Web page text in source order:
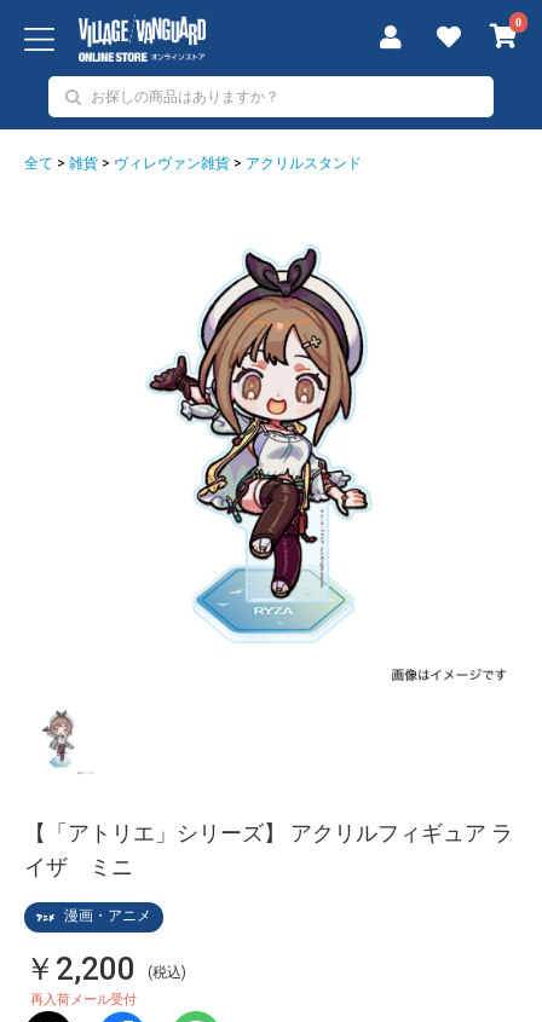
0
全て > 雑貨 > ヴィレヴァン雑貨 > アクリルスタンド
漫画・アニメ
【「アトリエ」シリーズ】 アクリルフィギュア ラ
イザ ミニ
￥2,200 (税込)
再入荷メール受付